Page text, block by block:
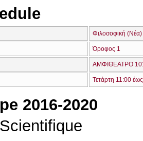
Φιλοσοφική (Νέα)
Όροφος 1
ΑΜΦΙΘΕΑΤΡΟ
Τετάρτη 11:00
2016-2020